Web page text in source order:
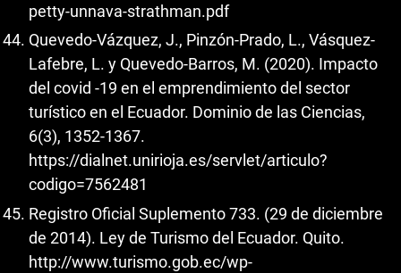
petty-unnava-strathman.pdf
Quevedo-Vázquez, J., Pinzón-Prado, L., Vásquez-
Lafebre, L. y Quevedo-Barros, M. (2020). Impacto
del covid -19 en el emprendimiento del sector
turístico en el Ecuador. Dominio de las Ciencias,
6(3), 1352-1367.
https://dialnet.unirioja.es/servlet/articulo?
codigo=7562481
Registro Oficial Suplemento 733. (29 de diciembre
de 2014). Ley de Turismo del Ecuador. Quito.
http://www.turismo.gob.ec/wp-